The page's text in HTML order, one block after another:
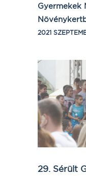
Gyermekek
2021
29. Sérült